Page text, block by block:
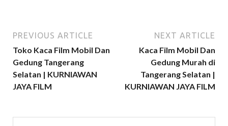
PREVIOUS ARTICLE
Toko Kaca Film Mobil Dan
Gedung Tangerang
Selatan | KURNIAWAN
JAYA FILM
NEXT ARTICLE
Kaca Film Mobil Dan
Gedung Murah di
Tangerang Selatan |
KURNIAWAN JAYA FILM